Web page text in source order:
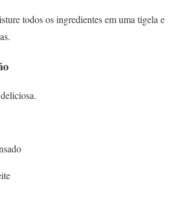
todos os ingredientes em uma tigela e